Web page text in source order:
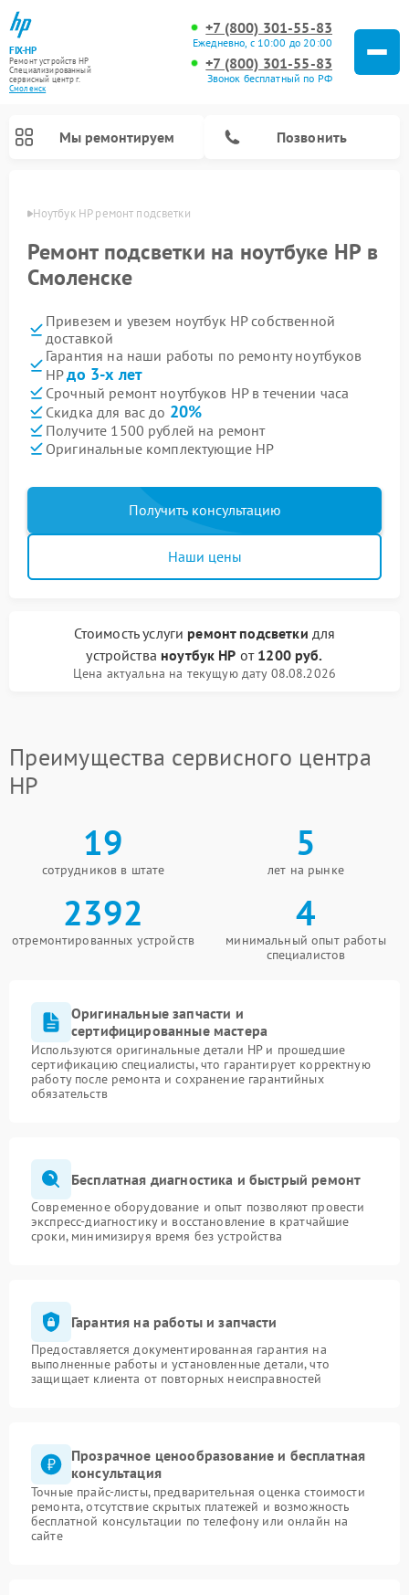
FIX-HP
Ремонт устройств HP
Специализированный
cервисный центр г.
Смоленск
+7 (800) 301-55-83
Ежедневно, с 10:00 до 20:00
+7 (800) 301-55-83
Звонок бесплатный по РФ
Мы ремонтируем Позвонить
Ноутбук HP ремонт подсветки
Ремонт подсветки на ноутбуке HP в
Смоленске
Привезем и увезем ноутбук HP собственной
доставкой
Гарантия на наши работы по ремонту ноутбуков
HPдо 3-х лет
Срочный ремонт ноутбуков HP в течении часа
Скидка для вас до 20%
Получите 1500 рублей на ремонт
Оригинальные комплектующие HP
Получить консультацию
Наши цены
Стоимость услуги ремонт подсветки для
устройства ноутбук HP от 1200 руб.
Цена актуальна на текущую дату 08.08.2026
Преимущества сервисного центра
HP
19
сотрудников в штате
5
лет на рынке
2392
отремонтированных устройств
4
минимальный опыт работы
специалистов
Оригинальные запчасти и
сертифицированные мастера
Используются оригинальные детали HP и прошедшие
сертификацию специалисты, что гарантирует корректную
работу после ремонта и сохранение гарантийных
обязательств
Бесплатная диагностика и быстрый ремонт
Современное оборудование и опыт позволяют провести
экспресс-диагностику и восстановление в кратчайшие
сроки, минимизируя время без устройства
Гарантия на работы и запчасти
Предоставляется документированная гарантия на
выполненные работы и установленные детали, что
защищает клиента от повторных неисправностей
Прозрачное ценообразование и бесплатная
консультация
Точные прайс-листы, предварительная оценка стоимости
ремонта, отсутствие скрытых платежей и возможность
бесплатной консультации по телефону или онлайн на
сайте